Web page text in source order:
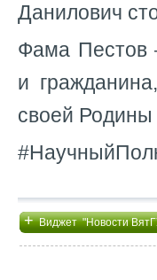
Данилович
Фама Пестов
и
своей
+Виджет "Новости